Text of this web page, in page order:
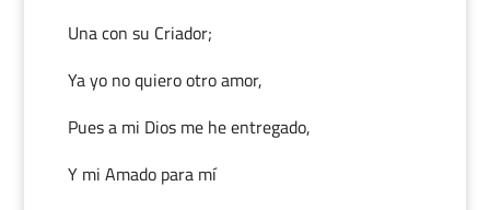
Una con su Criador;
Ya yo no quiero otro amor,
Pues a mi Dios me he entregado,
Y mi Amado para mí